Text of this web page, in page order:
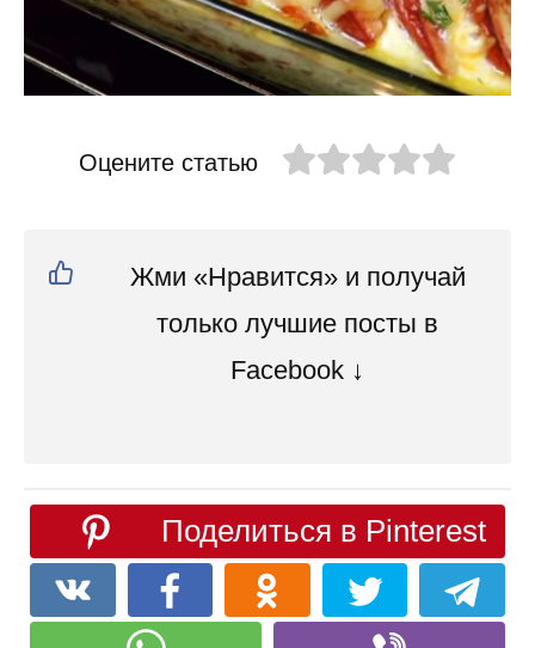
Оцените статью
Жми «Нравится» и получай
только лучшие посты в
Facebook ↓
Поделиться в Pinterest